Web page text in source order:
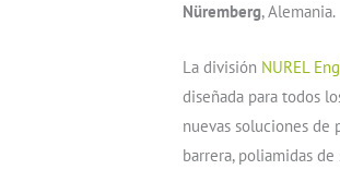
Nüremberg, Alemania.
La división NUREL
diseñada para todos
nuevas soluciones de
barrera, poliamidas